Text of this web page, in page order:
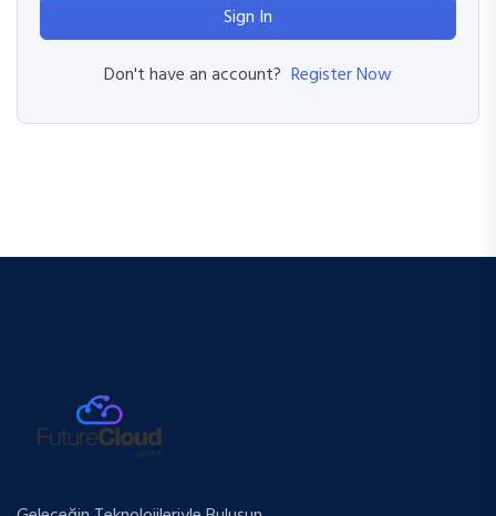
Sign In
Don't have an account? Register Now